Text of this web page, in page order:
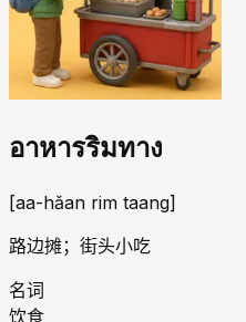
อาหารริมทาง
[aa-hǎan rim taang]
路边摊；街头小吃
名词
饮食